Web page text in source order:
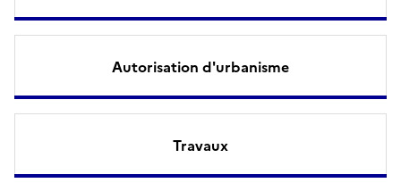
Autorisation d'urbanisme
Travaux